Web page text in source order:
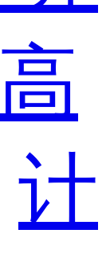
计